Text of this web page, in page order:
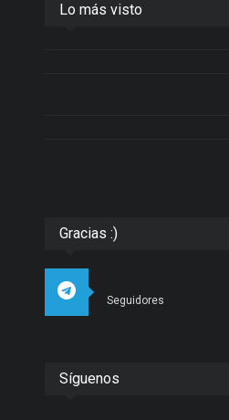
Lo más visto
Gracias :)
Seguidores
Síguenos